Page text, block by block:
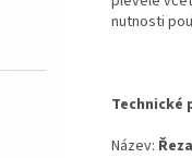
nutnosti
Technické
Název: